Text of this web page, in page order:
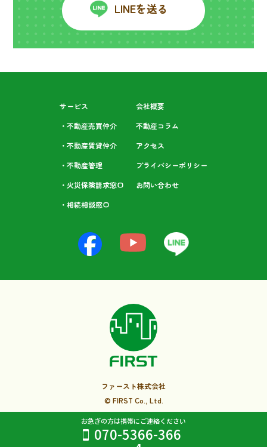
お急ぎの方は携帯にご連絡ください
070-5366-366
LINEを送る
ファースト株式会社
© FIRST Co., Ltd.
サービス
・不動産売買仲介
・不動産賃貸仲介
・不動産管理
・火災保険請求窓口
・相続相談⁩窓口
会社概要
不動産コラム
アクセス
プライバシーポリシー
お問い合わせ